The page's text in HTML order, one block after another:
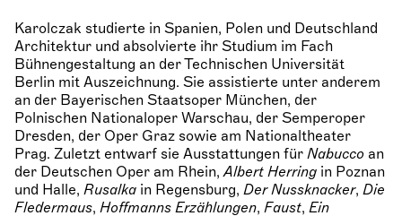
Karolczak studierte in Spanien, Polen und Deutschland
Architektur und absolvierte ihr Studium im Fach
Bühnengestaltung an der Technischen Universität
Berlin mit Auszeichnung. Sie assistierte unter anderem
an der Bayerischen Staatsoper München, der
Polnischen Nationaloper Warschau, der Semperoper
Dresden, der Oper Graz sowie am Nationaltheater
Prag. Zuletzt entwarf sie Ausstattungen für Nabucco an
der Deutschen Oper am Rhein,Albert Herring in Poznan
und Halle, Rusalka in Regensburg, Der Nussknacker, Die
Fledermaus, Hoffmanns Erzählungen, Faust, Ein